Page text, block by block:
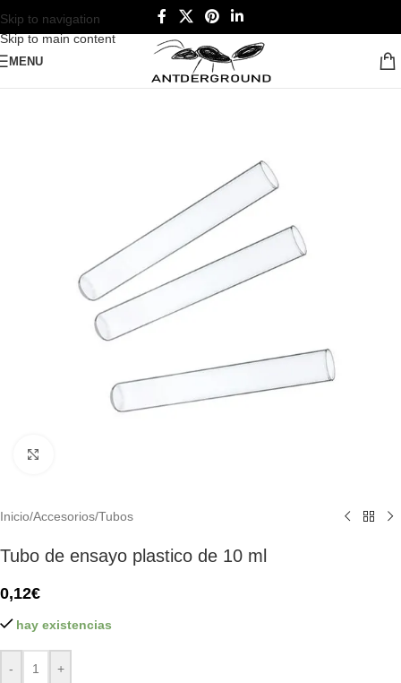
Skip to navigation
Skip to main content
MENU
Inicio/Accesorios/Tubos
Tubo de ensayo plastico de 10 ml
0,12€
hay existencias
- +